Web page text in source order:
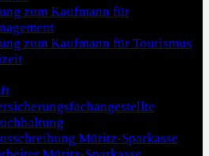
zum Kaufmann für
zum Kaufmann für Tourismus
Müritz-Sparkasse